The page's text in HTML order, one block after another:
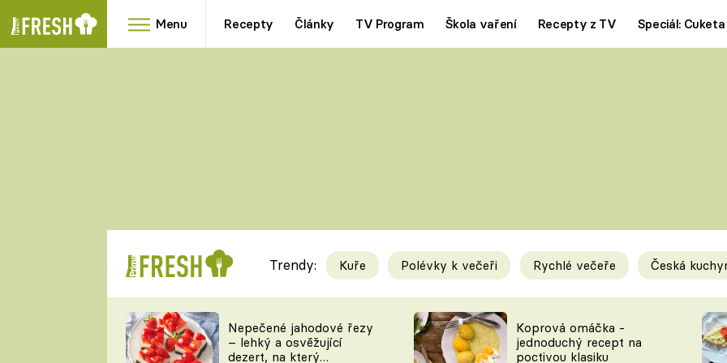
Menu Recepty Články TV Program Škola vaření Recepty z TV Speciál: Cuketa
RYCHLOVKY
Videorecepty
TEĎ VAŘÍ ŠÉF!
Tipy a triky
KAM ZA JÍDLEM
Trendy: Kuře Polévky k večeři Rychlé večeře Česká
Nepečené jahodové řezy
– lehký a osvěžující
dezert, na který
Koprová omáčka -
jednoduchý recept na
poctivou klasiku